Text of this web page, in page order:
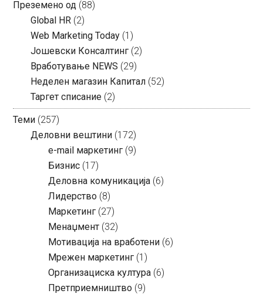
Преземено од (88)
Global HR (2)
Web Marketing Today (1)
Јошевски Консалтинг (2)
Вработување NEWS (29)
Неделен магазин Капитал (52)
Таргет списание (2)
Теми (257)
Деловни вештини (172)
e-mail маркетинг (9)
Бизнис (17)
Деловна комуникација (6)
Лидерство (8)
Маркетинг (27)
Менаџмент (32)
Мотивација на вработени (6)
Мрежен маркетинг (1)
Организациска култура (6)
Претприемништво (9)